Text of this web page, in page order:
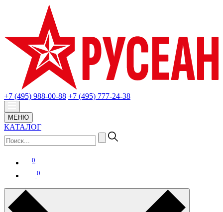
+7 (495) 988-00-88 +7 (495) 777-24-38
МЕНЮ
КАТАЛОГ
0
0